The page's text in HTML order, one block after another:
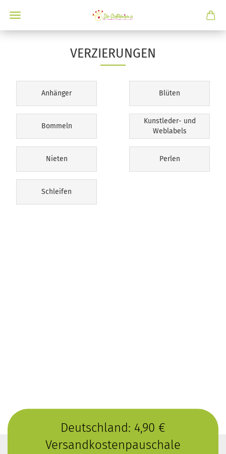
VERZIERUNGEN
Anhänger Blüten
Bommeln
Kunstleder- und
Weblabels
Nieten Perlen
Schleifen
Deutschland: 4,90 €
Versandkostenpauschale